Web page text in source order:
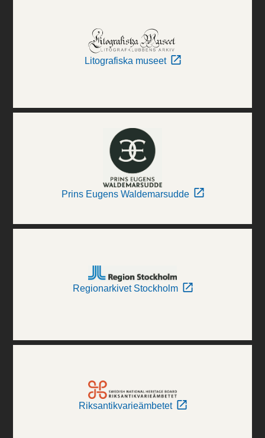
Litografiska museet
Prins Eugens Waldemarsudde
Regionarkivet Stockholm
Riksantikvarieämbetet